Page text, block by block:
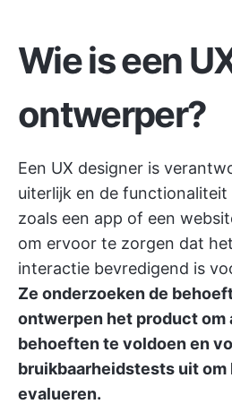
Wie is een
ontwerper?
Een UX designer is
uiterlijk en de
zoals een app of een
om ervoor te zorgen dat
interactie bevredigend is
Ze onderzoeken de
ontwerpen het product om
behoeften te voldoen en
bruikbaarheidstests uit om
evalueren.